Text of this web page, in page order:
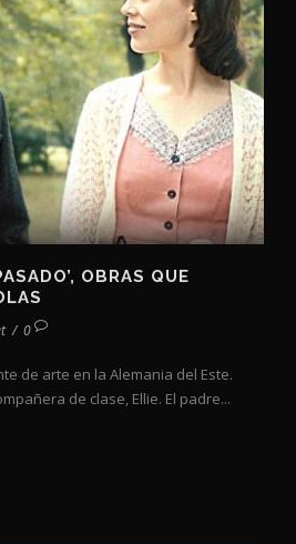
OBRAS QUE
/ 0
de arte en la Alemania del Este.
de clase, Ellie. El padre...